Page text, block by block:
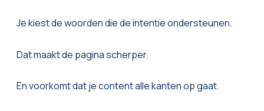
Je kiest de woorden die de intentie ondersteunen.
Dat maakt de pagina scherper.
En voorkomt dat je content alle kanten op gaat.